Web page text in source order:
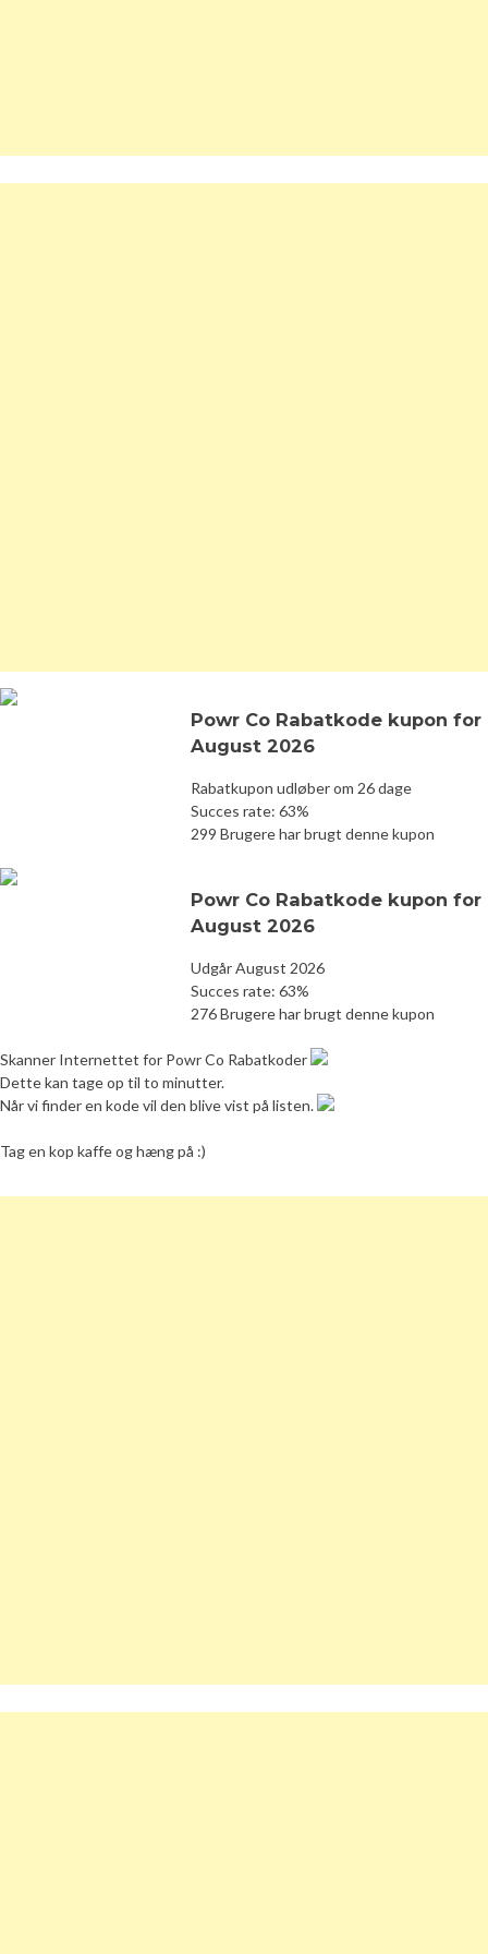
Powr Co Rabatkode kupon for
August 2026
Rabatkupon udløber om 26 dage
Succes rate: 63%
299 Brugere har brugt denne kupon
Powr Co Rabatkode kupon for
August 2026
Udgår August 2026
Succes rate: 63%
276 Brugere har brugt denne kupon
Skanner Internettet for Powr Co Rabatkoder
Dette kan tage op til to minutter.
Når vi finder en kode vil den blive vist på listen.
Tag en kop kaffe og hæng på :)